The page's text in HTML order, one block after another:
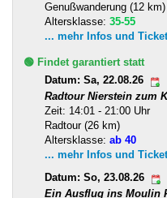
Genußwanderung (12 km)
Altersklasse: 35-55
... mehr Infos und
🟢 Findet garantiert statt
Datum: Sa, 22.08.26
Radtour Nierstein zum
Zeit: 14:01 - 21:00 Uhr
Radtour (26 km)
Altersklasse: ab 40
... mehr Infos und
Datum: So, 23.08.26
Ein Ausflug ins Moulin